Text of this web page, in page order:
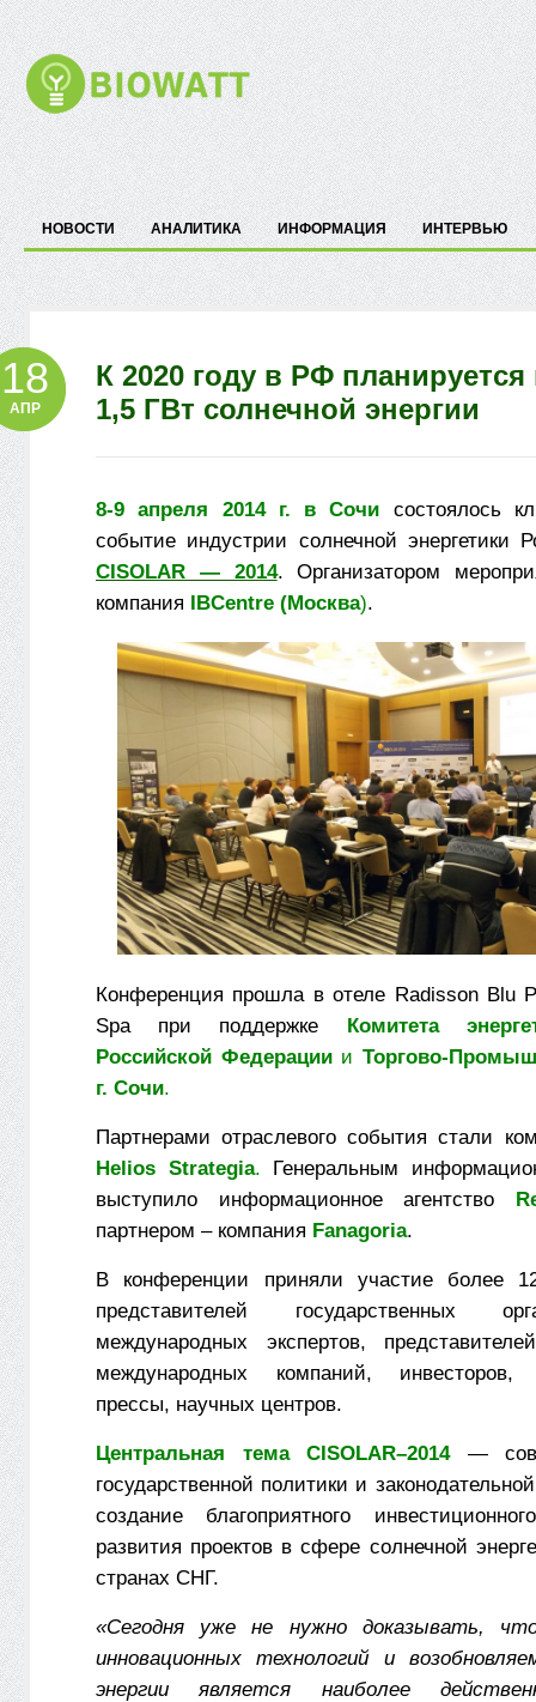
НОВОСТИ АНАЛИТИКА ИНФОРМАЦИЯ ИНТЕРВЬЮ
К 2020 году в РФ планируется
1,5 ГВт солнечной энергии
18
АПР
8-9 апреля 2014 г. в Сочи состоялось
событие индустрии солнечной
CISOLAR — 2014. Организатором
компания IBCentre (Москва).
Конференция прошла в отеле Radisson Blu
Spa при поддержке Комитета
Российской Федерации и Торгово-
г. Сочи.
Партнерами отраслевого события стали
Helios Strategia. Генеральным
выступило информационное агентство
партнером – компания Fanagoria.
В конференции приняли участие более
представителей государственных
международных экспертов,
международных компаний, инвесторов,
прессы, научных центров.
Центральная тема CISOLAR–2014 —
государственной политики и
создание благоприятного
развития проектов в сфере солнечной
странах СНГ.
«Сегодня уже не нужно доказывать, что
инновационных технологий и
энергии является наиболее